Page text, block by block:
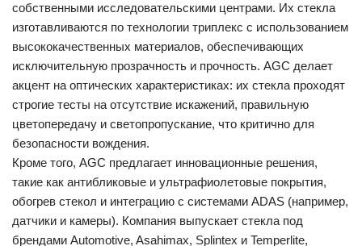
собственными исследовательскими центрами. Их стекла
изготавливаются по технологии триплекс с использованием
высококачественных материалов, обеспечивающих
исключительную прозрачность и прочность. AGC делает
акцент на оптических характеристиках: их стекла проходят
строгие тесты на отсутствие искажений, правильную
цветопередачу и светопропускание, что критично для
безопасности вождения.
Кроме того, AGC предлагает инновационные решения,
такие как антибликовые и ультрафиолетовые покрытия,
обогрев стекол и интеграцию с системами ADAS (например,
датчики и камеры). Компания выпускает стекла под
брендами Automotive, Asahimax, Splintex и Temperlite,